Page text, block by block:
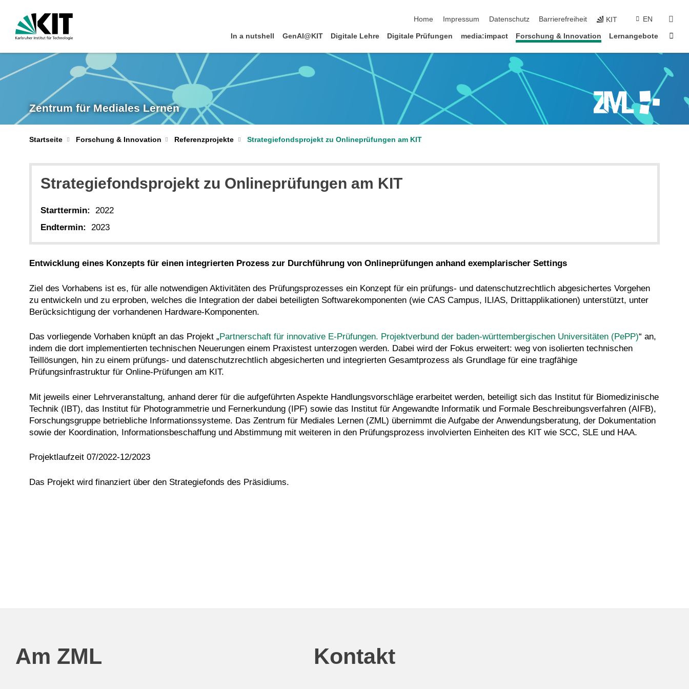
Home
Impressum Datenschutz Barrierefreiheit KIT EN
In a nutshell GenAI@KIT Digitale Lehre Digitale Prüfungen media:impact Forschung & Innovation Lernangebote
Zentrum für Mediales Lernen
Startseite Forschung & Innovation Referenzprojekte Strategiefondsprojekt zu Onlineprüfungen am KIT
Strategiefondsprojekt zu Onlineprüfungen am KIT
Starttermin:
2022
Endtermin:
2023
Entwicklung eines Konzepts für einen integrierten Prozess zur Durchführung von Onlineprüfungen anhand exemplarischer Settings
Ziel des Vorhabens ist es, für alle notwendigen Aktivitäten des Prüfungsprozesses ein Konzept für ein prüfungs- und datenschutzrechtlich abgesichertes Vorgehen
zu entwickeln und zu erproben, welches die Integration der dabei beteiligten Softwarekomponenten (wie CAS Campus, ILIAS, Drittapplikationen) unterstützt, unter
Berücksichtigung der vorhandenen Hardware-Komponenten.
Das vorliegende Vorhaben knüpft an das Projekt „Partnerschaft für innovative E-Prüfungen. Projektverbund der baden-württembergischen Universitäten (PePP)“ an,
indem die dort implementierten technischen Neuerungen einem Praxistest unterzogen werden. Dabei wird der Fokus erweitert: weg von isolierten technischen
Teillösungen, hin zu einem prüfungs- und datenschutzrechtlich abgesicherten und integrierten Gesamtprozess als Grundlage für eine tragfähige
Prüfungsinfrastruktur für Online-Prüfungen am KIT.
Mit jeweils einer Lehrveranstaltung, anhand derer für die aufgeführten Aspekte Handlungsvorschläge erarbeitet werden, beteiligt sich das Institut für Biomedizinische
Technik (IBT), das Institut für Photogrammetrie und Fernerkundung (IPF) sowie das Institut für Angewandte Informatik und Formale Beschreibungsverfahren (AIFB),
Forschungsgruppe betriebliche Informationssysteme. Das Zentrum für Mediales Lernen (ZML) übernimmt die Aufgabe der Anwendungsberatung, der Dokumentation
sowie der Koordination, Informationsbeschaffung und Abstimmung mit weiteren in den Prüfungsprozess involvierten Einheiten des KIT wie SCC, SLE und HAA.
Projektlaufzeit 07/2022-12/2023
Das Projekt wird finanziert über den Strategiefonds des Präsidiums.
Am ZML Kontakt